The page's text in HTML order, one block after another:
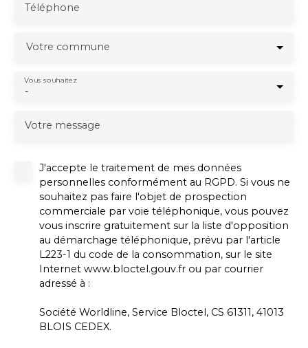
Téléphone
Votre commune
-
Vous souhaitez
Votre message
J'accepte le traitement de mes données
personnelles conformément au RGPD. Si vous ne
souhaitez pas faire l'objet de prospection
commerciale par voie téléphonique, vous pouvez
vous inscrire gratuitement sur la liste d'opposition
au démarchage téléphonique, prévu par l'article
L223-1 du code de la consommation, sur le site
Internet www.bloctel.gouv.fr ou par courrier
adressé à :
Société Worldline, Service Bloctel, CS 61311, 41013
BLOIS CEDEX.